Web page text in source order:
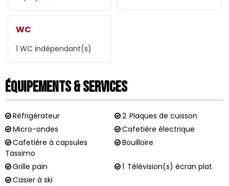
WC
1 WC indépendant(s)
Équipements & Services
Réfrigérateur 2 Plaques de cuisson
Micro-ondes
Cafetière électrique
Cafetière à capsules
Tassimo
Bouilloire
Grille pain 1 Télévision(s) écran plat
Casier à ski